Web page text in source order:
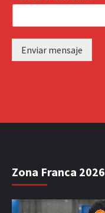
Enviar mensaje
Zona Franca 2026
Reproductor